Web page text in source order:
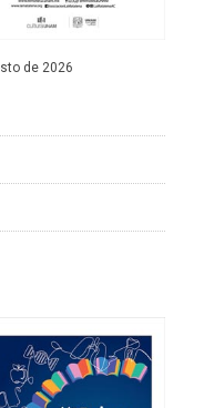
de 2026